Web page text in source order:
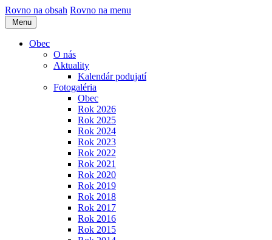
Rovno na obsah Rovno na menu
Menu
Obec
O nás
Aktuality
Kalendár podujatí
Fotogaléria
Obec
Rok 2026
Rok 2025
Rok 2024
Rok 2023
Rok 2022
Rok 2021
Rok 2020
Rok 2019
Rok 2018
Rok 2017
Rok 2016
Rok 2015